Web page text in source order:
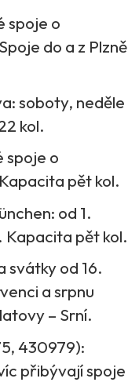
spoje o
do a z Plzně
soboty, neděle
kol.
spoje o
pět kol.
od 1.
Kapacita pět kol.
svátky od 16.
a srpnu
– Srní.
430979):
přibývají spoje